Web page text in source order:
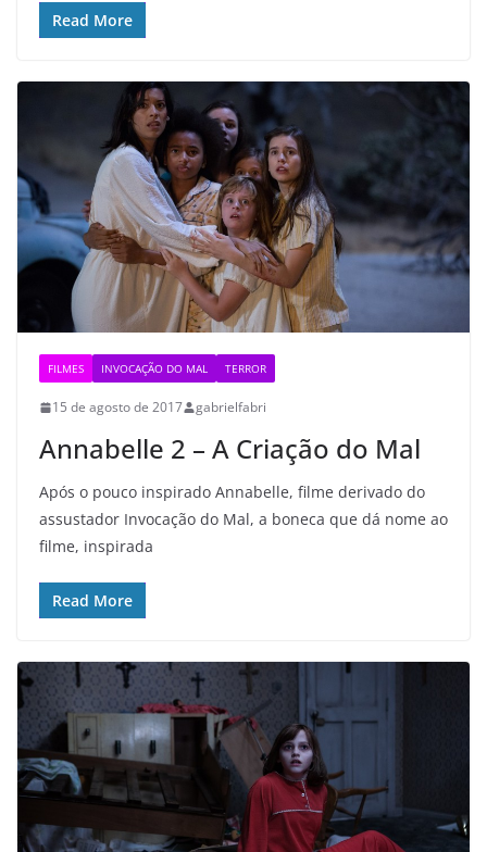
Read More
FILMES INVOCAÇÃO DO MAL TERROR
15 de agosto de 2017 gabrielfabri
Annabelle 2 – A Criação do Mal
Após o pouco inspirado Annabelle, filme derivado do
assustador Invocação do Mal, a boneca que dá nome ao
filme, inspirada
Read More